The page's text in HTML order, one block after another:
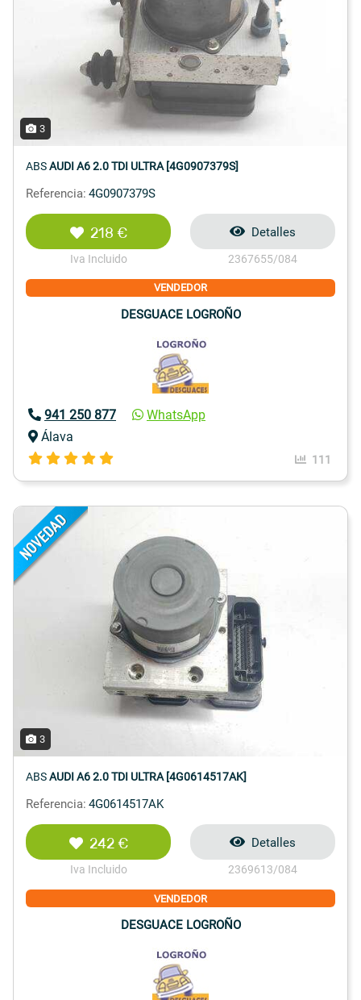
3
ABSAUDI A6 2.0 TDI ULTRA [4G0907379S]
Referencia: 4G0907379S
218 €
Iva Incluido
Detalles
2367655/084
VENDEDOR
DESGUACE LOGROÑO
941 250 877
WhatsApp
Álava
111
3
ABSAUDI A6 2.0 TDI ULTRA [4G0614517AK]
Referencia: 4G0614517AK
242 €
Iva Incluido
Detalles
2369613/084
VENDEDOR
DESGUACE LOGROÑO